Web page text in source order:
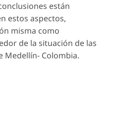
están
estos aspectos,
misma como
de la situación de las
Medellín- Colombia.